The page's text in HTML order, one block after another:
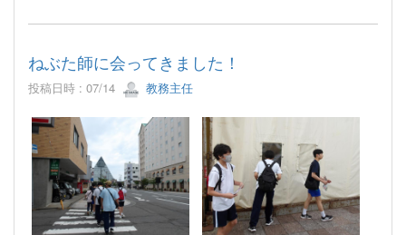
ねぶた師に会ってきました！
投稿日時 : 07/14 教務主任